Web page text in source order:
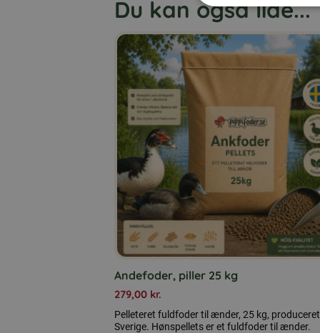
Du kan også lide...
Andefoder, piller 25 kg
279,00 kr.
Pelleteret fuldfoder til ænder, 25 kg,
Sverige. Hønspellets er et fuldfoder til ænder.